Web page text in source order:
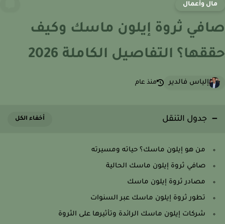
وأعمال
ثروة إيلون ماسك وكيف
التفاصيل الكاملة 2026
إلياس فالدير منذ عام
جدول التنقل
من هو إيلون ماسك؟ حياته ومسيرته
صافي ثروة إيلون ماسك الحالية
مصادر ثروة إيلون ماسك
تطور ثروة إيلون ماسك عبر السنوات
شركات إيلون ماسك الرائدة وتأثيرها على الثروة